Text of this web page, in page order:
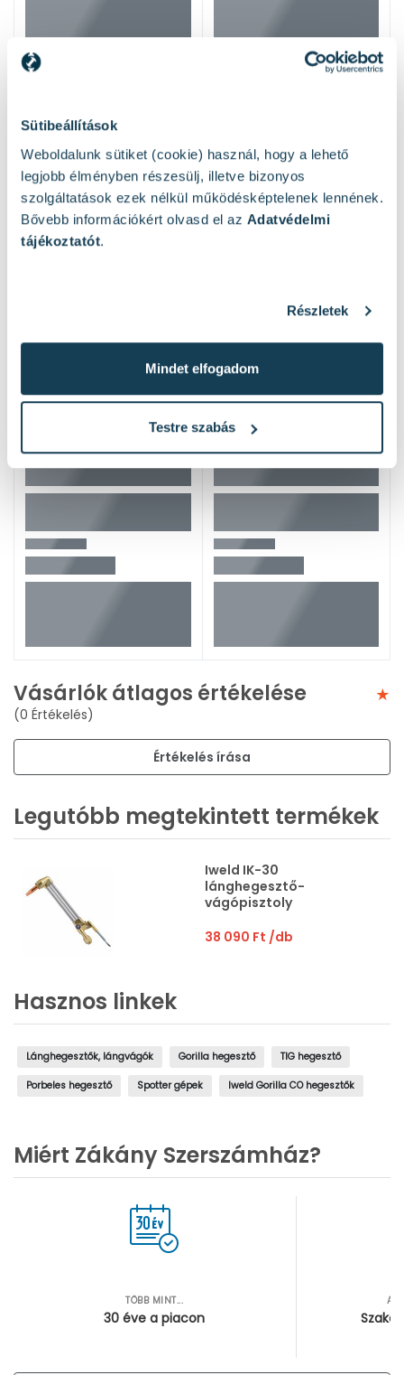
Sütibeállítások
Weboldalunk sütiket (cookie) használ, hogy a lehető
legjobb élményben részesülj, illetve bizonyos
szolgáltatások ezek nélkül működésképtelenek lennének.
Bővebb információkért olvasd el az Adatvédelmi
tájékoztatót.
Részletek
Mindet elfogadom
Testre szabás
Vásárlók átlagos értékelése
(0 Értékelés)
Értékelés írása
Legutóbb megtekintett termékek
Iweld IK-30
lánghegesztő-
vágópisztoly
38 090 Ft /db
Hasznos linkek
Lánghegesztők, lángvágók Gorilla hegesztő TIG hegesztő
Porbeles hegesztő Spotter gépek Iweld Gorilla CO hegesztők
Miért Zákány Szerszámház?
TÖBB MINT...
30 éve a piacon